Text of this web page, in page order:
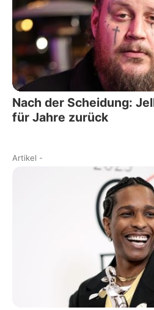
Nach der Scheidung:
für Jahre zurück
Artikel -